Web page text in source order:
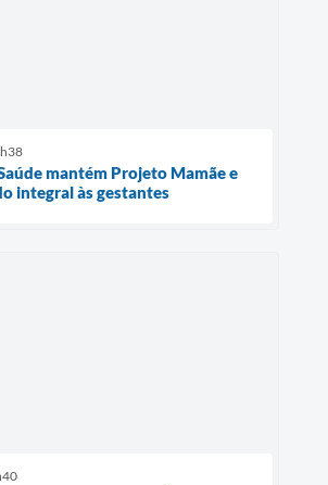
mantém Projeto Mamãe e
integral às gestantes